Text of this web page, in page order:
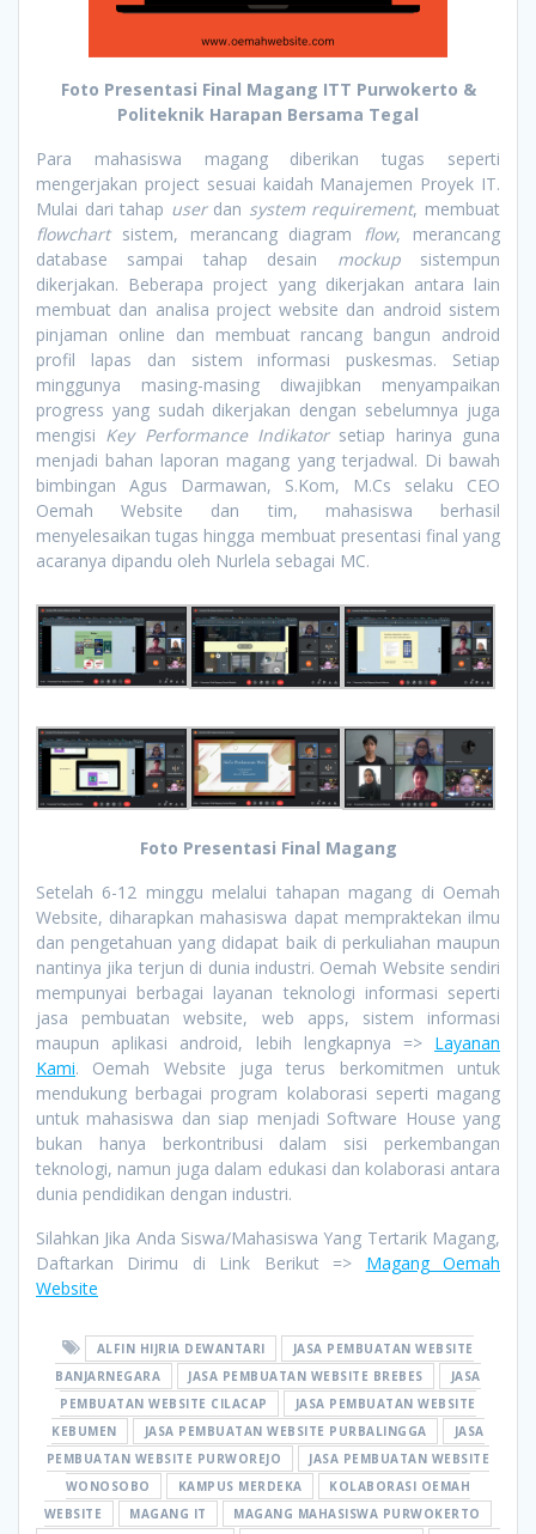
Foto Presentasi Final Magang ITT Purwokerto &
Politeknik Harapan Bersama Tegal
Para mahasiswa magang diberikan tugas seperti
mengerjakan project sesuai kaidah Manajemen Proyek IT.
Mulai dari tahap userdan system requirement, membuat
flowchartsistem, merancang diagram flow, merancang
database sampai tahap desain mockupsistempun
dikerjakan. Beberapa project yang dikerjakan antara lain
membuat dan analisa project website dan android sistem
pinjaman online dan membuat rancang bangun android
profil lapas dan sistem informasi puskesmas. Setiap
minggunya masing-masing diwajibkan menyampaikan
progress yang sudah dikerjakan dengan sebelumnya juga
mengisi Key Performance Indikatorsetiap harinya guna
menjadi bahan laporan magang yang terjadwal. Di bawah
bimbingan Agus Darmawan, S.Kom, M.Cs selaku CEO
Oemah Website dan tim, mahasiswa berhasil
menyelesaikan tugas hingga membuat presentasi final yang
acaranya dipandu oleh Nurlela sebagai MC.
Foto Presentasi Final Magang
Setelah 6-12 minggu melalui tahapan magang di Oemah
Website, diharapkan mahasiswa dapat mempraktekan ilmu
dan pengetahuan yang didapat baik di perkuliahan maupun
nantinya jika terjun di dunia industri. Oemah Website sendiri
mempunyai berbagai layanan teknologi informasi seperti
jasa pembuatan website, web apps, sistem informasi
maupun aplikasi android, lebih lengkapnya => Layanan
Kami. Oemah Website juga terus berkomitmen untuk
mendukung berbagai program kolaborasi seperti magang
untuk mahasiswa dan siap menjadi Software House yang
bukan hanya berkontribusi dalam sisi perkembangan
teknologi, namun juga dalam edukasi dan kolaborasi antara
dunia pendidikan dengan industri.
Silahkan Jika Anda Siswa/Mahasiswa Yang Tertarik Magang,
Daftarkan Dirimu di Link Berikut => Magang Oemah
Website
ALFIN HIJRIA DEWANTARI
JASA PEMBUATAN WEBSITE
BANJARNEGARA
JASA PEMBUATAN WEBSITE BREBES
JASA
PEMBUATAN WEBSITE CILACAP
JASA PEMBUATAN WEBSITE
KEBUMEN
JASA PEMBUATAN WEBSITE PURBALINGGA
JASA
PEMBUATAN WEBSITE PURWOREJO
JASA PEMBUATAN WEBSITE
WONOSOBO
KAMPUS MERDEKA
KOLABORASI OEMAH
WEBSITE
MAGANG IT
MAGANG MAHASISWA PURWOKERTO